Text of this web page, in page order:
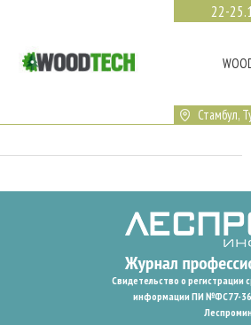
22-
Стамбул,
Свидетельство о регистрации
информации ПИ №ФС77-